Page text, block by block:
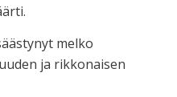
melko
ja rikkonaisen